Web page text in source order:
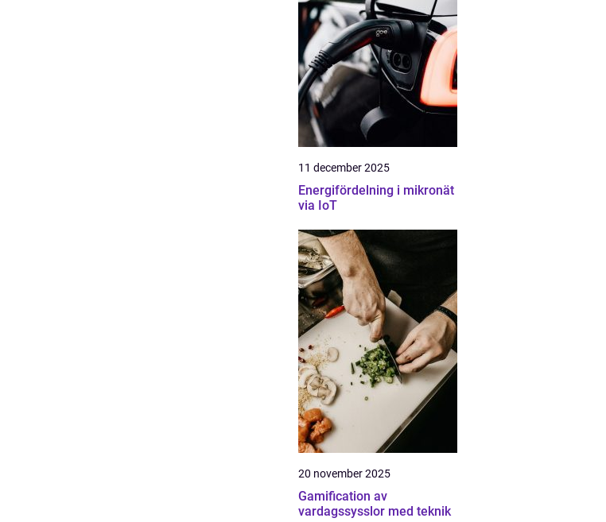
11 december 2025
Energifördelning i mikronät
via IoT
20 november 2025
Gamification av
vardagssysslor med teknik